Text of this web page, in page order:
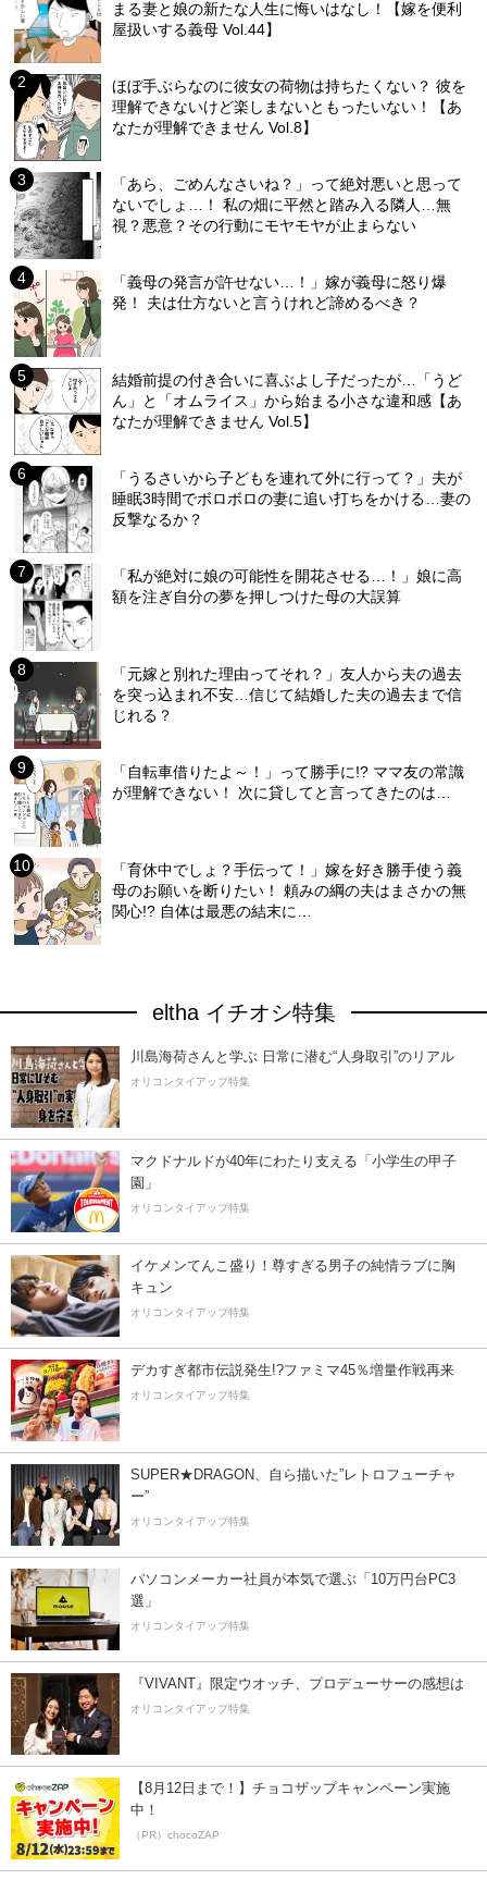
まる妻と娘の新たな人生に悔いはなし！【嫁を便利
屋扱いする義母 Vol.44】
ほぼ手ぶらなのに彼女の荷物は持ちたくない？ 彼を
理解できないけど楽しまないともったいない！【あ
なたが理解できません Vol.8】
「あら、ごめんなさいね？」って絶対悪いと思って
ないでしょ…！ 私の畑に平然と踏み入る隣人…無
視？悪意？その行動にモヤモヤが止まらない
「義母の発言が許せない…！」嫁が義母に怒り爆
発！ 夫は仕方ないと言うけれど諦めるべき？
結婚前提の付き合いに喜ぶよし子だったが…「うど
ん」と「オムライス」から始まる小さな違和感【あ
なたが理解できません Vol.5】
「うるさいから子どもを連れて外に行って？」夫が
睡眠3時間でボロボロの妻に追い打ちをかける…妻の
反撃なるか？
「私が絶対に娘の可能性を開花させる…！」娘に高
額を注ぎ自分の夢を押しつけた母の大誤算
「元嫁と別れた理由ってそれ？」友人から夫の過去
を突っ込まれ不安…信じて結婚した夫の過去まで信
じれる？
「自転車借りたよ～！」って勝手に!? ママ友の常識
が理解できない！ 次に貸してと言ってきたのは…
「育休中でしょ？手伝って！」嫁を好き勝手使う義
母のお願いを断りたい！ 頼みの綱の夫はまさかの無
関心!? 自体は最悪の結末に…
eltha イチオシ特集
川島海荷さんと学ぶ 日常に潜む“人身取引”のリアル
オリコンタイアップ特集
マクドナルドが40年にわたり支える「小学生の甲子
園」
オリコンタイアップ特集
イケメンてんこ盛り！尊すぎる男子の純情ラブに胸
キュン
オリコンタイアップ特集
デカすぎ都市伝説発生!?ファミマ45％増量作戦再来
オリコンタイアップ特集
SUPER★DRAGON、自ら描いた”レトロフューチャ
ー”
オリコンタイアップ特集
パソコンメーカー社員が本気で選ぶ「10万円台PC3
選」
オリコンタイアップ特集
『VIVANT』限定ウオッチ、プロデューサーの感想は
オリコンタイアップ特集
【8月12日まで！】チョコザップキャンペーン実施
中！
（PR）chocoZAP